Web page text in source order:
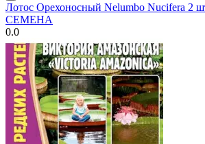
Лотос Орехоносный Nelumbo Nucifera 2
СЕМЕНА
0.0